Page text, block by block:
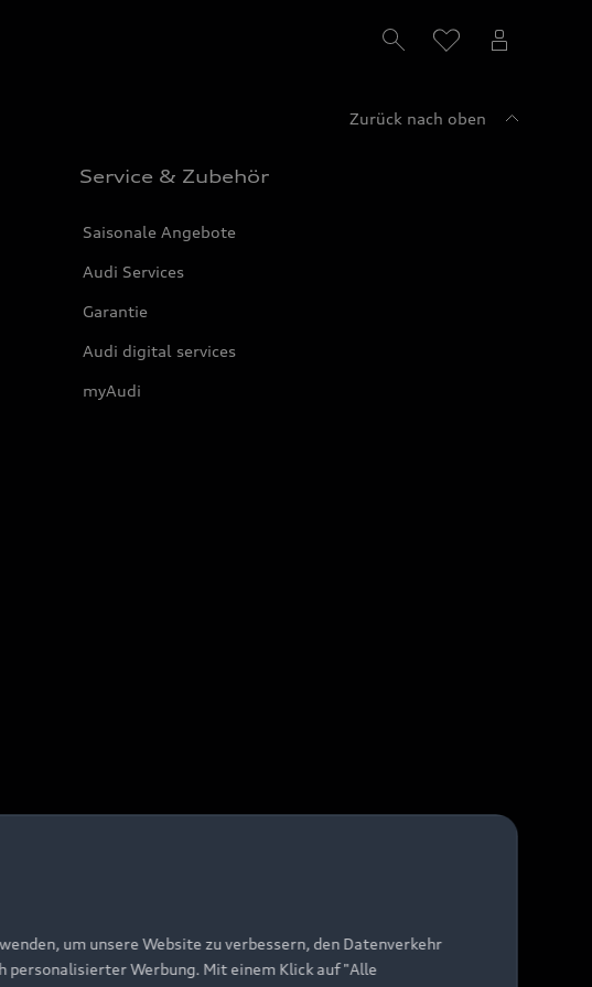
Zurück nach oben
Service & Zubehör
Saisonale Angebote
Audi Services
Garantie
Audi digital services
myAudi
um unsere Website zu verbessern, den Datenverkehr
personalisierter Werbung. Mit einem Klick auf "Alle